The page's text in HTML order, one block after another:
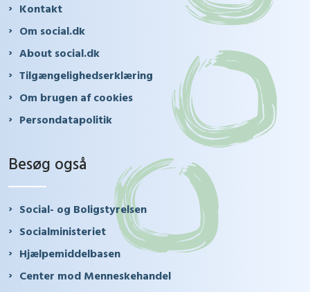
Kontakt
Om social.dk
About social.dk
Tilgængelighedserklæring
Om brugen af cookies
Persondatapolitik
Besøg også
Social- og Boligstyrelsen
Socialministeriet
Hjælpemiddelbasen
Center mod Menneskehandel